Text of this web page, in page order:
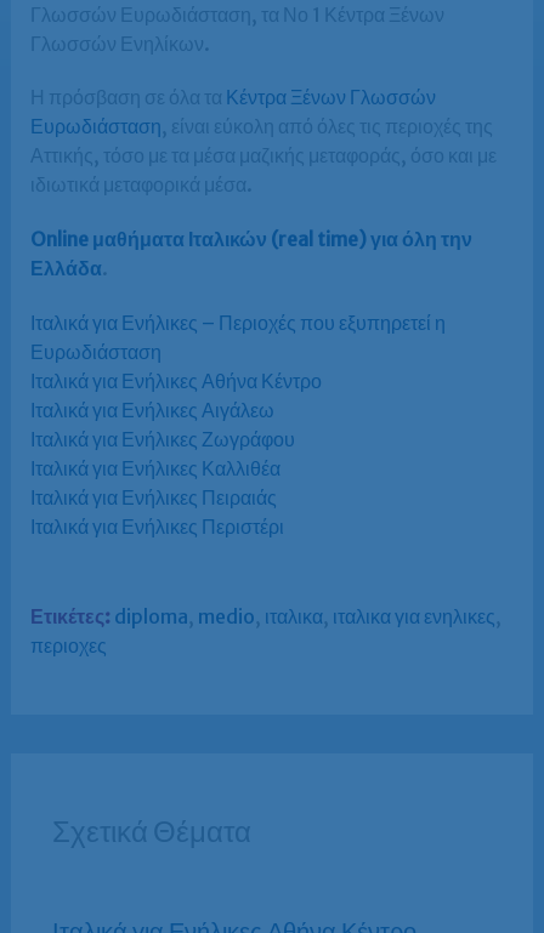
Γλωσσών Ευρωδιάσταση, τα Νο 1 Κέντρα Ξένων
Γλωσσών Ενηλίκων.
Η πρόσβαση σε όλα τα Κέντρα Ξένων Γλωσσών
Ευρωδιάσταση, είναι εύκολη από όλες τις περιοχές της
Αττικής, τόσο με τα μέσα μαζικής μεταφοράς, όσο και με
ιδιωτικά μεταφορικά μέσα.
Online μαθήματα Ιταλικών (real time) για όλη την
Ελλάδα.
Ιταλικά για Ενήλικες – Περιοχές που εξυπηρετεί η
Ευρωδιάσταση
Ιταλικά για Ενήλικες Αθήνα Κέντρο
Ιταλικά για Ενήλικες Αιγάλεω
Ιταλικά για Ενήλικες Ζωγράφου
Ιταλικά για Ενήλικες Καλλιθέα
Ιταλικά για Ενήλικες Πειραιάς
Ιταλικά για Ενήλικες Περιστέρι
Ετικέτες: diploma medio ιταλικα, ιταλικα για ενηλικες
περιοχες
Σχετικά Θέματα